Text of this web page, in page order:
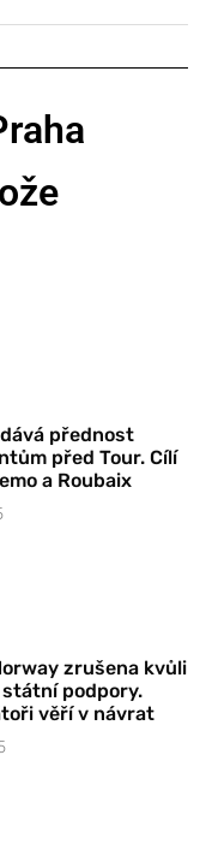
přednost
před Tour. Cílí
a Roubaix
zrušena kvůli
podpory.
věří v návrat